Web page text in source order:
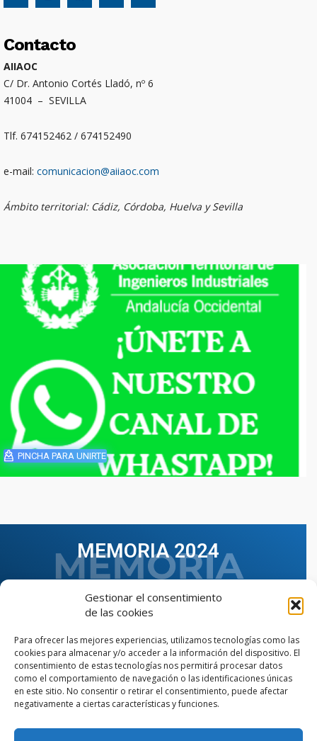
Gestionar el consentimiento
de las cookies
Para ofrecer las mejores experiencias, utilizamos tecnologías como las
cookies para almacenar y/o acceder a la información del dispositivo. El
consentimiento de estas tecnologías nos permitirá procesar datos
como el comportamiento de navegación o las identificaciones únicas
en este sitio. No consentir o retirar el consentimiento, puede afectar
negativamente a ciertas características y funciones.
Contacto
AIIAOC
C/ Dr. Antonio Cortés Lladó, nº 6
41004 – SEVILLA
Tlf. 674152462 / 674152490
e-mail: comunicacion@aiiaoc.com
Ámbito territorial: Cádiz, Córdoba, Huelva y Sevilla
PINCHA PARA UNIRTE
MEMORIA 2024